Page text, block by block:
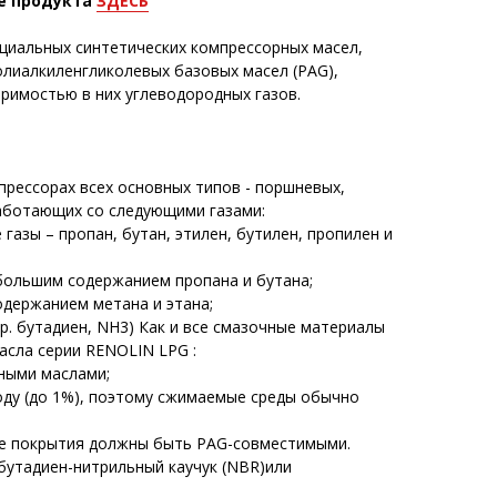
синтетических компрессорных масел,
базовых масел (PAG),
в них углеводородных газов.
всех основных типов - поршневых,
со следующими газами:
– пропан, бутан, этилен, бутилен, пропилен и
содержанием пропана и бутана;
метана и этана;
бутадиен, NH3) Как и все смазочные материалы
серии RENOLIN LPG :
маслами;
(до 1%), поэтому сжимаемые среды обычно
покрытия должны быть PAG-совместимыми.
нитрильный каучук (NBR)или